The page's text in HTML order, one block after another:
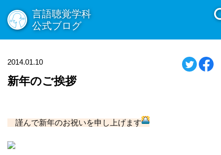
言語聴覚学科
公式ブログ
2014.01.10
新年のご挨拶
謹んで新年のお祝いを申し上げます